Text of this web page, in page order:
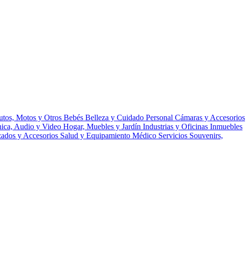
Motos y Otros Bebés Belleza y Cuidado Personal Cámaras y Accesorios
Audio y Video Hogar, Muebles y Jardín Industrias y Oficinas Inmuebles
y Accesorios Salud y Equipamiento Médico Servicios Souvenirs,